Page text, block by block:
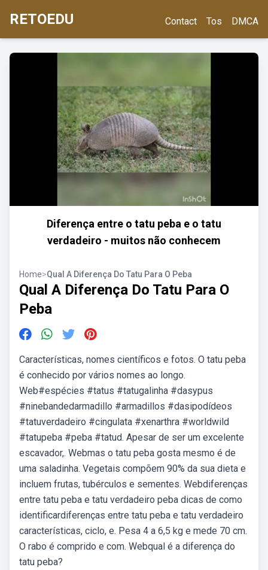
RETOEDU Contact Tos DMCA
Diferença entre o tatu peba e o tatu
verdadeiro - muitos não conhecem
Home>Qual A Diferença Do Tatu Para O Peba
Qual A Diferença Do Tatu Para O
Peba
Características, nomes científicos e fotos. O tatu peba
é conhecido por vários nomes ao longo.
Web#espécies #tatus #tatugalinha #dasypus
#ninebandedarmadillo #armadillos #dasipodídeos
#tatuverdadeiro #cingulata #xenarthra #worldwild
#tatupeba #peba #tatud. Apesar de ser um excelente
escavador,. Webmas o tatu peba gosta mesmo é de
uma saladinha. Vegetais compõem 90% da sua dieta e
incluem frutas, tubérculos e sementes. Webdiferenças
entre tatu peba e tatu verdadeiro peba dicas de como
identificardiferenças entre tatu peba e tatu verdadeiro
características, ciclo, e. Pesa 4 a 6,5 kg e mede 70 cm.
O rabo é comprido e com. Webqual é a diferença do
tatu peba?